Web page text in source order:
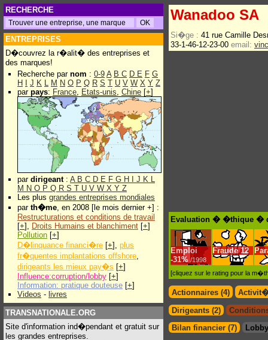
RECHERCHE
ENTREPRISES
D�couvrez la r�alit� des entreprises et
des marques!
Recherche par nom : 0-9 A B C D E F G
H
J K L M N O P Q R S T U V W X Y Z
par pays: France, Etats-unis, Chine [+]
par dirigeant: A B C D E F G H J K L
M N O P Q R S T U V W X Y Z
Les plus grandes entreprises mondiales
par th�me, en 2008 [le mois dernier +] :
Restructurations et conditions de travail
[+], Droits Humains et blanchiment [+]
Pollution [+]
D�linquance financi�re [+], plus
fr�quentes implantations offshore,
dirigeants les mieux pay�s [+]
Influence:corruption/lobby [+]
Information: pratique douteuse [+]
Videos - livres
TRANSNATIONALE.ORG
Site d'information ind�pendant et gratuit sur
les grandes entreprises.
Wanadoo SA
Si�ge : 41 rue Camille
33-1-46-12-23-00 email:
Evaluation � �thique �
Emploi
-31% /1998
Fraude 12
[cliquez sur le rating pour la
Actionnaires (4)
Dirigeants (2)
Bilan financier (7)